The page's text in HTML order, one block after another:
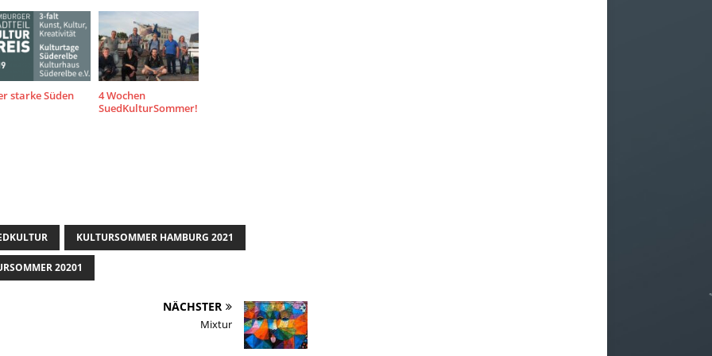
starke Süden
4 Wochen
SuedKulturSommer!
KULTURSOMMER HAMBURG 2021
20201
NÄCHSTER
Mixtur